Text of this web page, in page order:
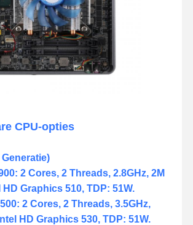
CPU-opties
2 Cores, 2 Threads, 2.8GHz, 2M
Graphics 510, TDP: 51W.
2 Cores, 2 Threads, 3.5GHz,
HD Graphics 530, TDP: 51W.